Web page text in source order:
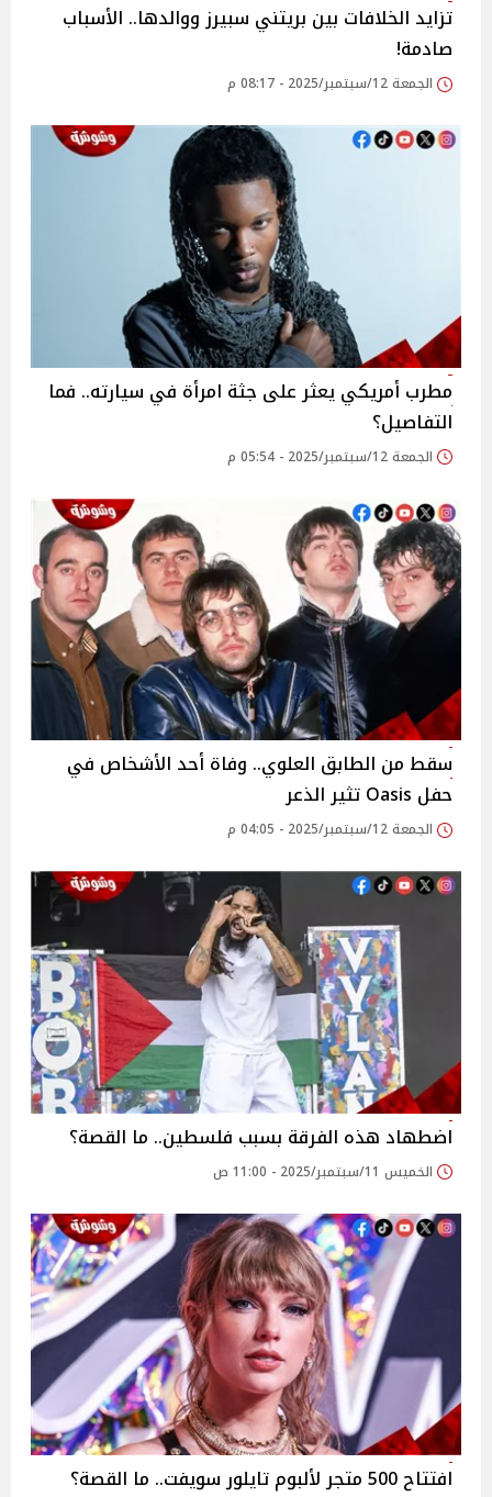
تزايد الخلافات بين بريتني سبيرز ووالدها.. الأسباب
صادمة!
الجمعة 12/سبتمبر/2025 - 08:17 م
مطرب أمريكي يعثر على جثة امرأة في سيارته.. فما
التفاصيل؟
الجمعة 12/سبتمبر/2025 - 05:54 م
سقط من الطابق العلوي.. وفاة أحد الأشخاص في
حفل Oasis تثير الذعر
الجمعة 12/سبتمبر/2025 - 04:05 م
اضطهاد هذه الفرقة بسبب فلسطين.. ما القصة؟
الخميس 11/سبتمبر/2025 - 11:00 ص
افتتاح 500 متجر لألبوم تايلور سويفت.. ما القصة؟